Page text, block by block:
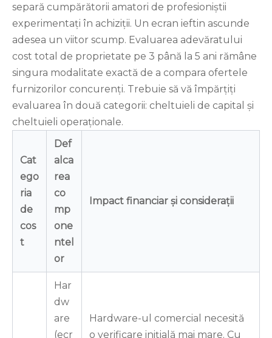
separă cumpărătorii amatori de profesioniștii
experimentați în achiziții. Un ecran ieftin ascunde
adesea un viitor scump. Evaluarea adevăratului
cost total de proprietate pe 3 până la 5 ani rămâne
singura modalitate exactă de a compara ofertele
furnizorilor concurenți. Trebuie să vă împărțiți
evaluarea în două categorii: cheltuieli de capital și
cheltuieli operaționale.
Cat
ego
ria
de
cos
t
Def
alca
rea
co
mp
one
ntel
or
Impact financiar și considerații
Har
dw
are
(ecr
Hardware-ul comercial necesită
o verificare inițială mai mare. Cu